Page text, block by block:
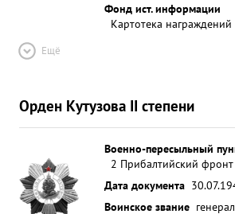
Фонд ист. информации
Картотека награждений
Ещё
Орден Кутузова II степени
Военно-пересыльный
2 Прибалтийский фронт
Дата документа
Воинское звание